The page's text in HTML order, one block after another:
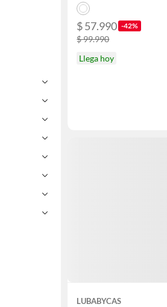
$ 57.990 -42%
$ 99.990
Llega hoy
LUBABYCAS